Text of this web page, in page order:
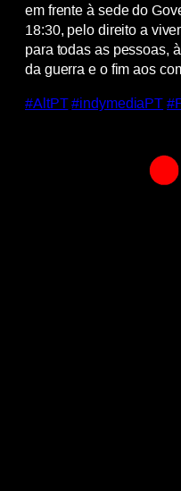
em frente à sede do
18:30, pelo direito a
para todas as pessoas,
da guerra e o fim aos
#AltPT #indymediaPT